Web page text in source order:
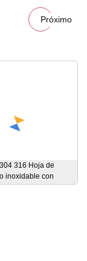
Próximo
316 Hoja de
inoxidable con
dorado de